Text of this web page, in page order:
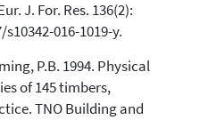
J. For. Res. 136(2):
016-1019-y.
P.B. 1994. Physical
of 145 timbers,
TNO Building and